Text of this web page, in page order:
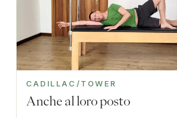
CADILLAC/TOWER
Anche al loro posto